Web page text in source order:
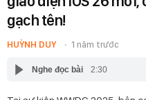
gạch tên!
HUỲNH DUY 1 năm trước
Nghe đọc bài 2:30